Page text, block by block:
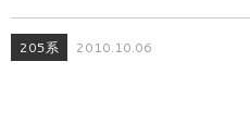
205系 2010.10.06